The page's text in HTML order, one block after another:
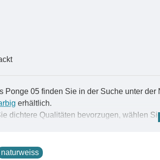
Ponge 05 finden Sie in der Suche unter der
erhältlich.
dichtere Qualitäten bevorzugen, wählen
macht.
naturweiss